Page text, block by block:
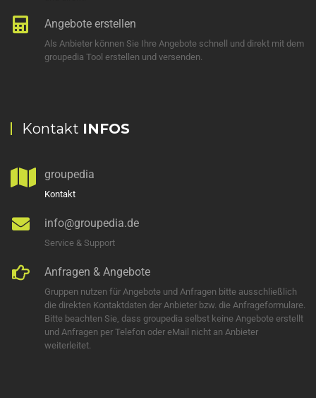
Angebote erstellen
Als Anbieter können Sie Ihre Angebote schnell und direkt mit dem
groupedia Tool erstellen und versenden.
Kontakt INFOS
groupedia
Kontakt
info@groupedia.de
Service & Support
Anfragen & Angebote
Gruppen nutzen für Angebote und Anfragen bitte ausschließlich
die direkten Kontaktdaten der Anbieter bzw. die Anfrageformulare.
Bitte beachten Sie, dass groupedia selbst keine Angebote erstellt
und Anfragen per Telefon oder eMail nicht an Anbieter
weiterleitet.